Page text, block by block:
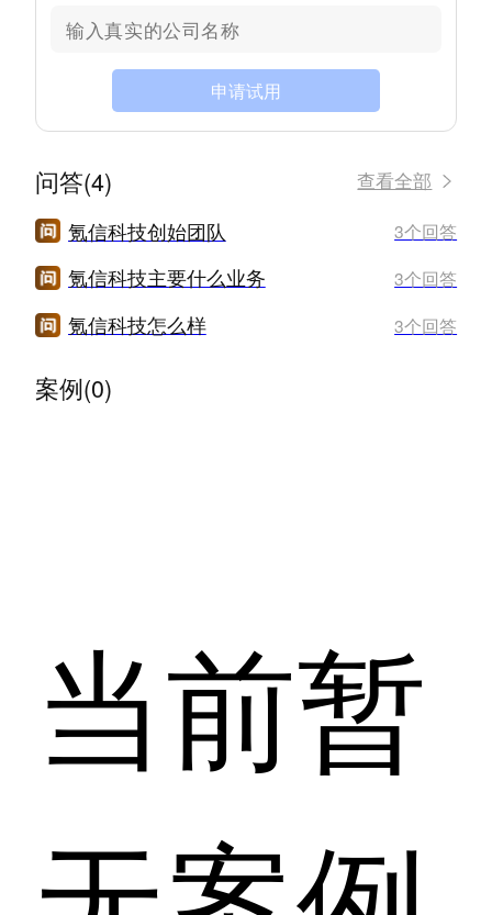
申请试用
问答(4) 查看全部
氪信科技创始团队 3个回答
氪信科技主要什么业务 3个回答
氪信科技怎么样 3个回答
案例(0)
当前暂